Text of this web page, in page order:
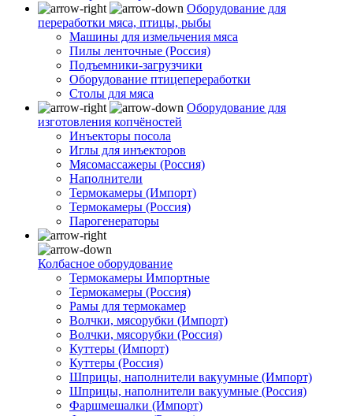
Оборудование для
переработки мяса, птицы, рыбы
Машины для измельчения мяса
Пилы ленточные (Россия)
Подъемники-загрузчики
Оборудование птицепереработки
Столы для мяса
Оборудование для
изготовления копчёностей
Инъекторы посола
Иглы для инъекторов
Мясомассажеры (Россия)
Наполнители
Термокамеры (Импорт)
Термокамеры (Россия)
Парогенераторы
Колбасное оборудование
Термокамеры Импортные
Термокамеры (Россия)
Рамы для термокамер
Волчки, мясорубки (Импорт)
Волчки, мясорубки (Россия)
Куттеры (Импорт)
Куттеры (Россия)
Шприцы, наполнители вакуумные (Импорт)
Шприцы, наполнители вакуумные (Россия)
Фаршмешалки (Импорт)